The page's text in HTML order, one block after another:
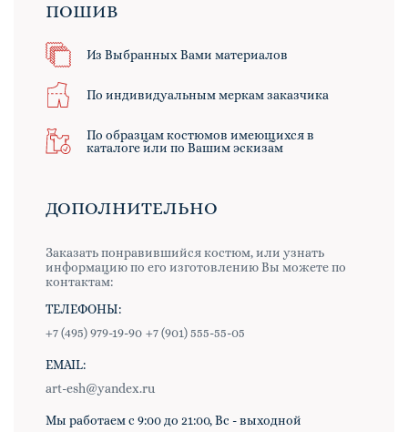
ПОШИВ
Из Выбранных Вами материалов
По индивидуальным меркам заказчика
По образцам костюмов имеющихся в
каталоге или по Вашим эскизам
ДОПОЛНИТЕЛЬНО
Заказать понравившийся костюм, или узнать
информацию по его изготовлению Вы можете по
контактам:
ТЕЛЕФОНЫ:
+7 (495) 979-19-90 +7 (901) 555-55-05
EMAIL:
art-esh@yandex.ru
Мы работаем с 9:00 до 21:00, Вс - выходной